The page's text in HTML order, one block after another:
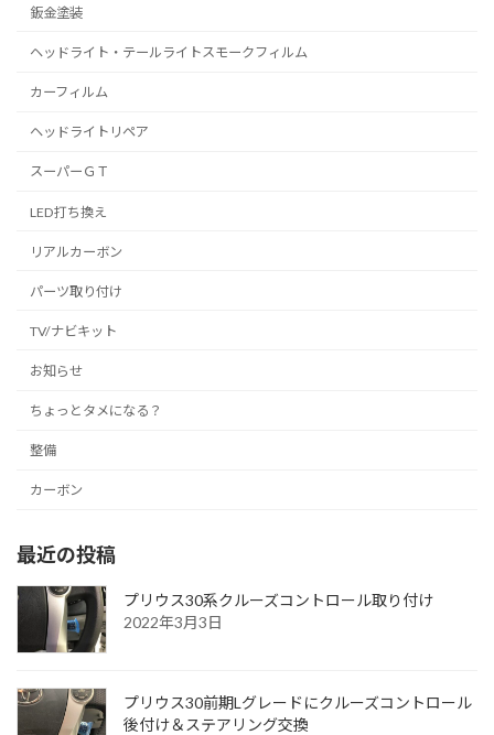
鈑金塗装
ヘッドライト・テールライトスモークフィルム
カーフィルム
ヘッドライトリペア
スーパーＧＴ
LED打ち換え
リアルカーボン
パーツ取り付け
TV/ナビキット
お知らせ
ちょっとタメになる？
整備
カーボン
最近の投稿
プリウス30系クルーズコントロール取り付け
2022年3月3日
プリウス30前期Lグレードにクルーズコントロール
後付け＆ステアリング交換